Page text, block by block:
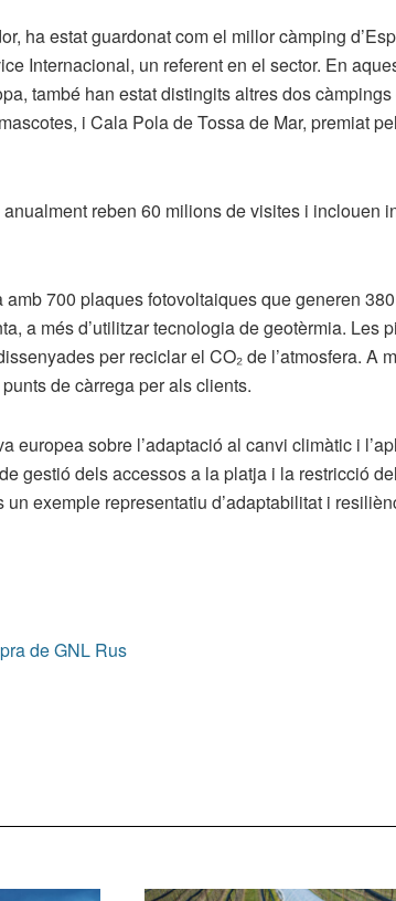
ha estat guardonat com el millor càmping
Internacional, un referent en el sector. En
també han estat distingits altres dos
i Cala Pola de Tossa de Mar, premiat
reben 60 milions de visites i inclouen
700 plaques fotovoltaiques que generen
a més d’utilitzar tecnologia de geotèrmia. Les
per reciclar el CO₂ de l’atmosfera. A
de càrrega per als clients.
europea sobre l’adaptació al canvi climàtic i
gestió dels accessos a la platja i la restricció
exemple representatiu d’adaptabilitat i
de GNL Rus